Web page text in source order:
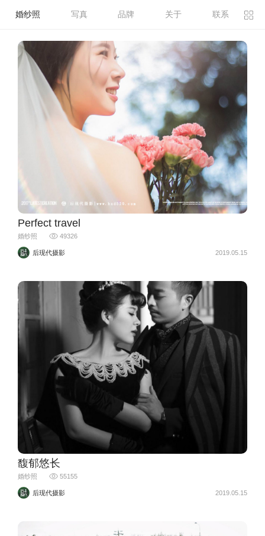
婚纱照 写真 品牌 关于 联系
Perfect travel
婚纱照 49326
后现代摄影 2019.05.15
馥郁悠长
婚纱照 55155
后现代摄影 2019.05.15